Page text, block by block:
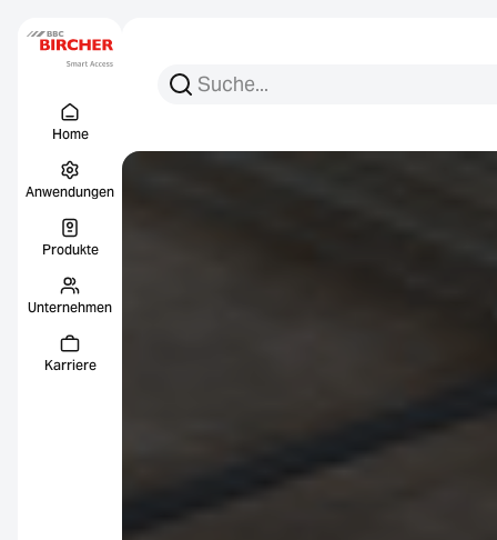
Home
Anwendungen
Produkte
Unternehmen
Karriere
Suchen Sie nach:
Suche